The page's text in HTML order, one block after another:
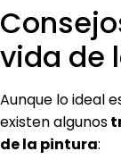
vida de
Aunque lo ideal
existen algunos
de la pintura: